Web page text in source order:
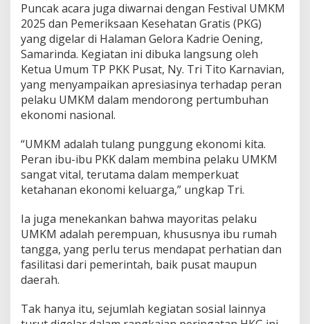
Puncak acara juga diwarnai dengan Festival UMKM
2025 dan Pemeriksaan Kesehatan Gratis (PKG)
yang digelar di Halaman Gelora Kadrie Oening,
Samarinda. Kegiatan ini dibuka langsung oleh
Ketua Umum TP PKK Pusat, Ny. Tri Tito Karnavian,
yang menyampaikan apresiasinya terhadap peran
pelaku UMKM dalam mendorong pertumbuhan
ekonomi nasional.
“UMKM adalah tulang punggung ekonomi kita.
Peran ibu-ibu PKK dalam membina pelaku UMKM
sangat vital, terutama dalam memperkuat
ketahanan ekonomi keluarga,” ungkap Tri.
Ia juga menekankan bahwa mayoritas pelaku
UMKM adalah perempuan, khususnya ibu rumah
tangga, yang perlu terus mendapat perhatian dan
fasilitasi dari pemerintah, baik pusat maupun
daerah.
Tak hanya itu, sejumlah kegiatan sosial lainnya